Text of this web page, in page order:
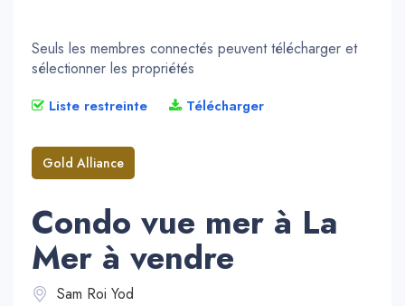
Seuls les membres connectés peuvent télécharger et
sélectionner les propriétés
Liste restreinte Télécharger
Gold Alliance
Condo vue mer à La
Mer à vendre
Sam Roi Yod